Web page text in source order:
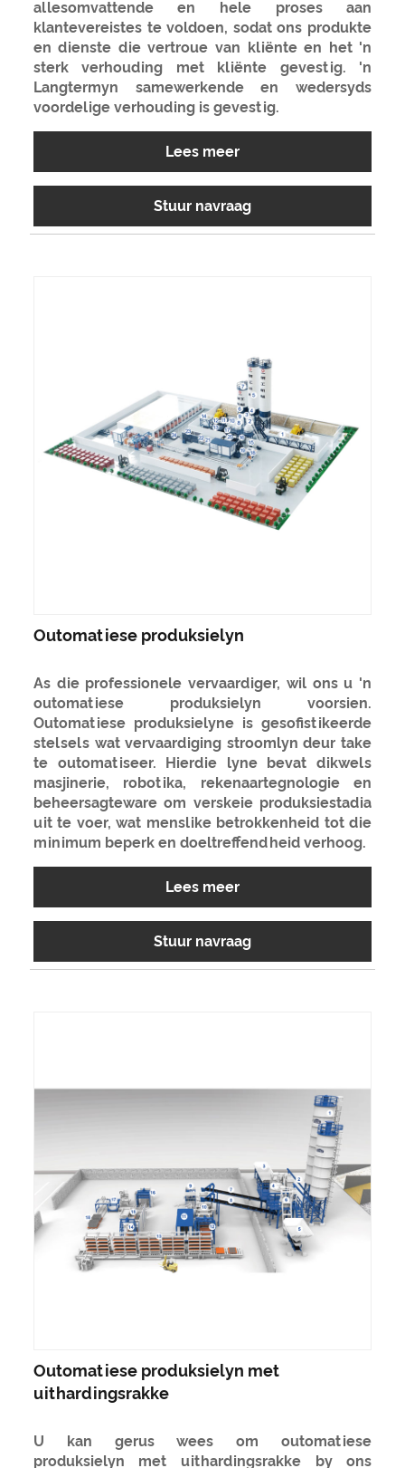
allesomvattende en hele proses aan
klantevereistes te voldoen, sodat ons produkte
en dienste die vertroue van kliënte en het 'n
sterk verhouding met kliënte gevestig. 'n
Langtermyn samewerkende en wedersyds
voordelige verhouding is gevestig.
Lees meer
Stuur navraag
Outomatiese produksielyn
As die professionele vervaardiger, wil ons u 'n
outomatiese produksielyn voorsien.
Outomatiese produksielyne is gesofistikeerde
stelsels wat vervaardiging stroomlyn deur take
te outomatiseer. Hierdie lyne bevat dikwels
masjinerie, robotika, rekenaartegnologie en
beheersagteware om verskeie produksiestadia
uit te voer, wat menslike betrokkenheid tot die
minimum beperk en doeltreffendheid verhoog.
Lees meer
Stuur navraag
Outomatiese produksielyn met
uithardingsrakke
U kan gerus wees om outomatiese
produksielyn met uithardingsrakke by ons